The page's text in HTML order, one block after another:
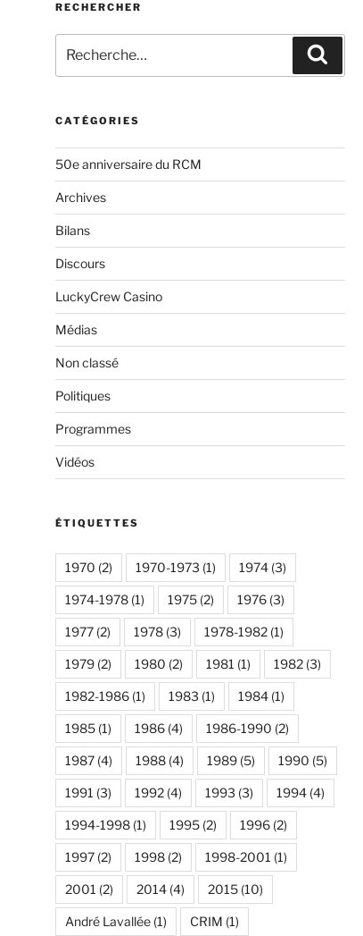
RECHERCHER
CATÉGORIES
50e anniversaire du RCM
Archives
Bilans
Discours
LuckyCrew Casino
Médias
Non classé
Politiques
Programmes
Vidéos
ÉTIQUETTES
1970 (2) 1970-1973 (1) 1974(3)
1974-1978(1) 1975(2) 1976(3)
1977(2) 1978(3) 1978-1982(1)
1979(2) 1980 (2) 1981 (1) 1982(3)
1982-1986(1) 1983 (1) 1984(1)
1985(1) 1986(4) 1986-1990 (2)
1987(4) 1988(4) 1989(5) 1990 (5)
1991 (3) 1992(4) 1993 (3) 1994(4)
1994-1998(1) 1995(2) 1996(2)
1997(2) 1998(2) 1998-2001 (1)
2001 (2) 2014(4) 2015(10)
André Lavallée(1) CRIM (1)